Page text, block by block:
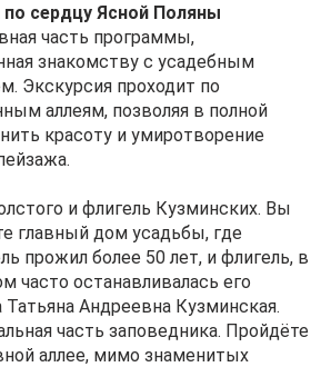
по сердцу Ясной Поляны
часть программы,
знакомству с усадебным
Экскурсия проходит по
аллеям, позволяя в полной
красоту и умиротворение
и флигель Кузминских. Вы
главный дом усадьбы, где
прожил более 50 лет, и флигель, в
часто останавливалась его
Татьяна Андреевна Кузминская.
часть заповедника. Пройдёте
аллее, мимо знаменитых